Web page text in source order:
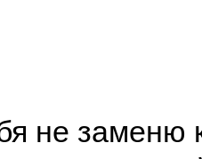
не заменю